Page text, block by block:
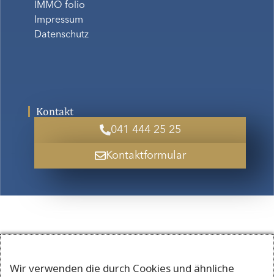
IMMO folio
Impressum
Datenschutz
Kontakt
041 444 25 25
Kontaktformular
Wir verwenden die durch Cookies und ähnliche